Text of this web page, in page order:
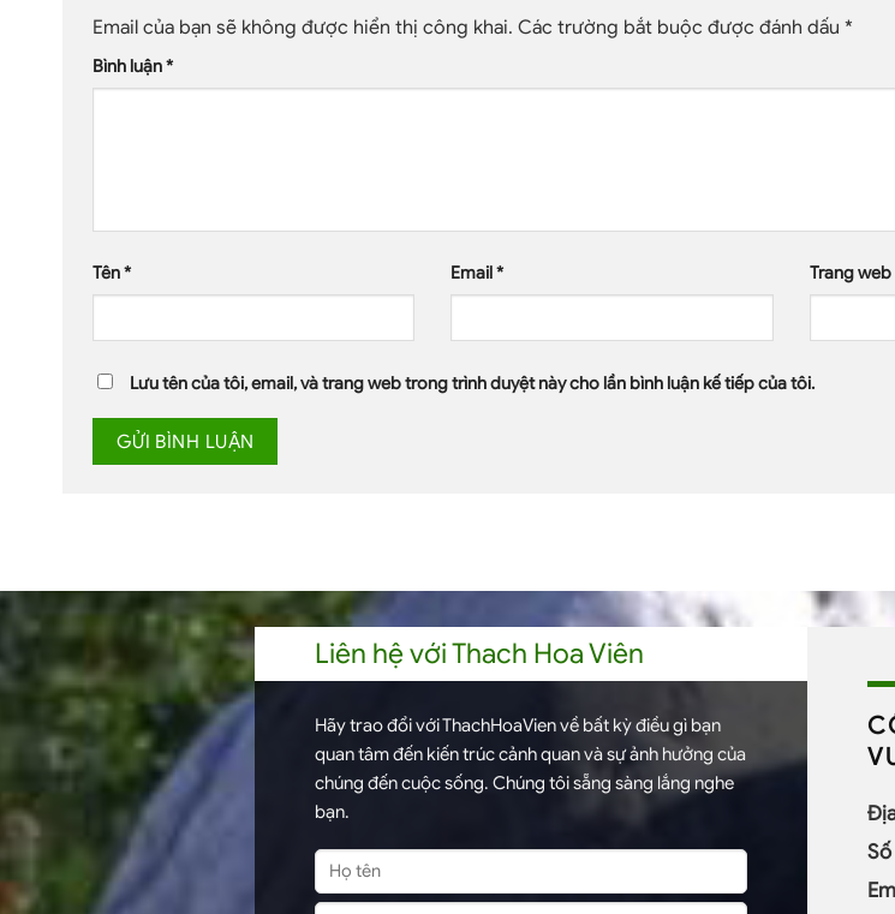
Email của bạn sẽ không được hiển thị công khai. Các trường bắt buộc được đánh dấu *
Bình luận*
Tên* Email* Trang web
Lưu tên của tôi, email, và trang web trong trình duyệt này cho lần bình luận kế tiếp của tôi.
Liên hệ với Thach Hoa Viên
Hãy trao đổi với ThachHoaVien về bất kỳ điều gì bạn
quan tâm đến kiến trúc cảnh quan và sự ảnh hưởng của
chúng đến cuộc sống. Chúng tôi sẵng sàng lắng nghe
bạn.